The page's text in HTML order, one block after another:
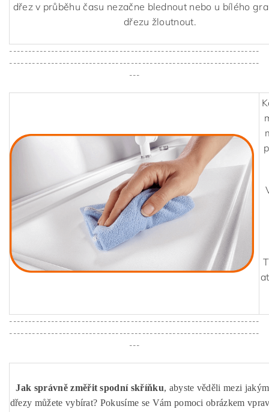
dřez v průběhu času nezačne blednout nebo u bílého
dřezu žloutnout.
------------------------------------------------------------------
------------------------------------------------------------------
---
------------------------------------------------------------------
------------------------------------------------------------------
---
Jak správně změřit spodní skříňku, abyste věděli mezi
dřezy můžete vybírat? Pokusíme se Vám pomoci obrázkem